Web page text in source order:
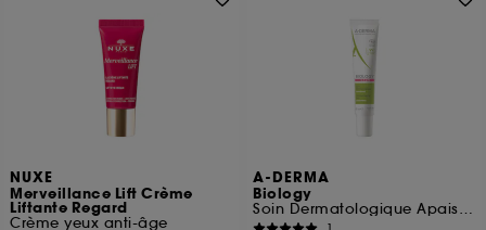
NUXE
Merveillance Lift Crème
Liftante Regard
Crème yeux anti-âge
A-DERMA
Biology
Soin Dermatologique Apaisant